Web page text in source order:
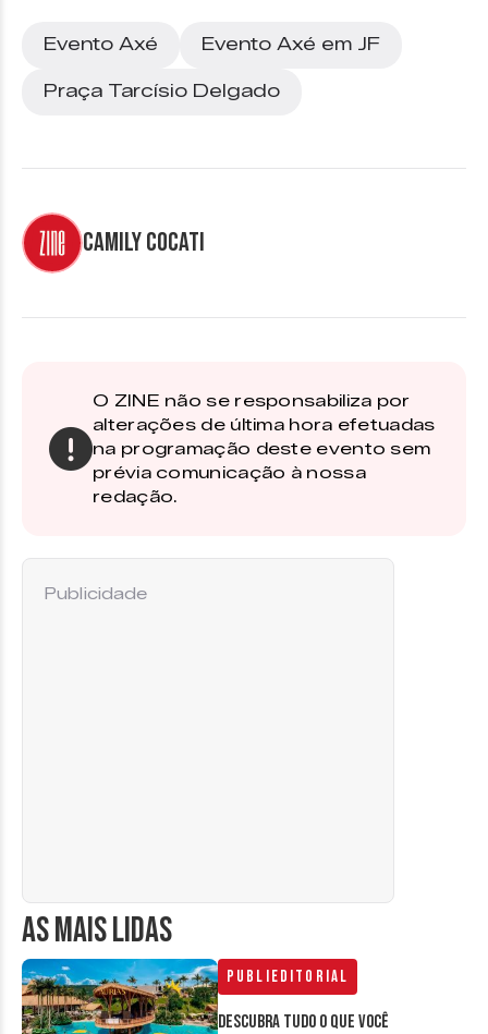
Evento Axé Evento Axé em JF
Praça Tarcísio Delgado
Camily Cocati
O ZINE não se responsabiliza por
alterações de última hora efetuadas
na programação deste evento sem
prévia comunicação à nossa
redação.
AS MAIS LIDAS
Publieditorial
Descubra tudo o que você
Publicidade